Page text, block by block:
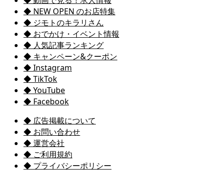
◆ NEW OPEN のお店特集
◆ ジモトのキラリさん
◆ おでかけ・イベント情報
◆ 人気記事ランキング
◆ キャンペーン&クーポン
◆ Instagram
◆ TikTok
◆ YouTube
◆ Facebook
◆ 広告掲載について
◆ お問い合わせ
◆ 運営会社
◆ ご利用規約
◆ プライバシーポリシー